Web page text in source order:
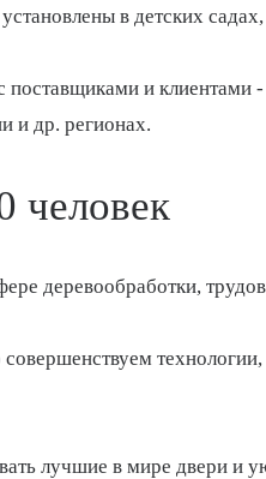
в детских
и клиентами
и др. регионах.
человек
деревообработки,
лучшие в мире двери и